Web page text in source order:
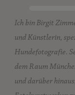
Ich bin Birgit
und Künstlerin,
Hundefotografie.
dem Raum
und darüber